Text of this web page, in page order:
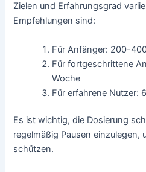
Zielen und Erfahrungsgrad
Empfehlungen sind:
Für Anfänger: 200-
Für fortgeschrittene
Woche
Für erfahrene Nutzer:
Es ist wichtig, die Dosierung
regelmäßig Pausen einzulegen,
schützen.